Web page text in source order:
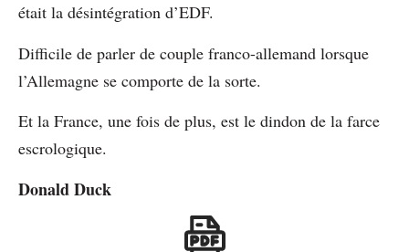
était la désintégration d’EDF.
Difficile de parler de couple franco-allemand lorsque
l’Allemagne se comporte de la sorte.
Et la France, une fois de plus, est le dindon de la farce
escrologique.
Donald Duck